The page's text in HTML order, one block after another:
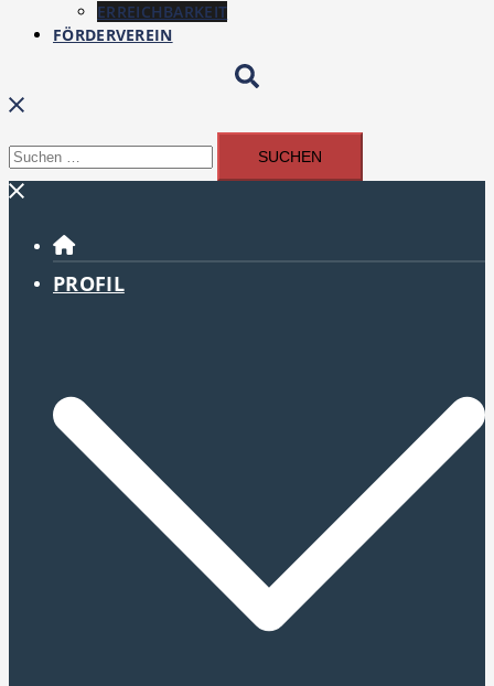
ERREICHBARKEIT
FÖRDERVEREIN
Suchen
nach:
Menü
PROFIL